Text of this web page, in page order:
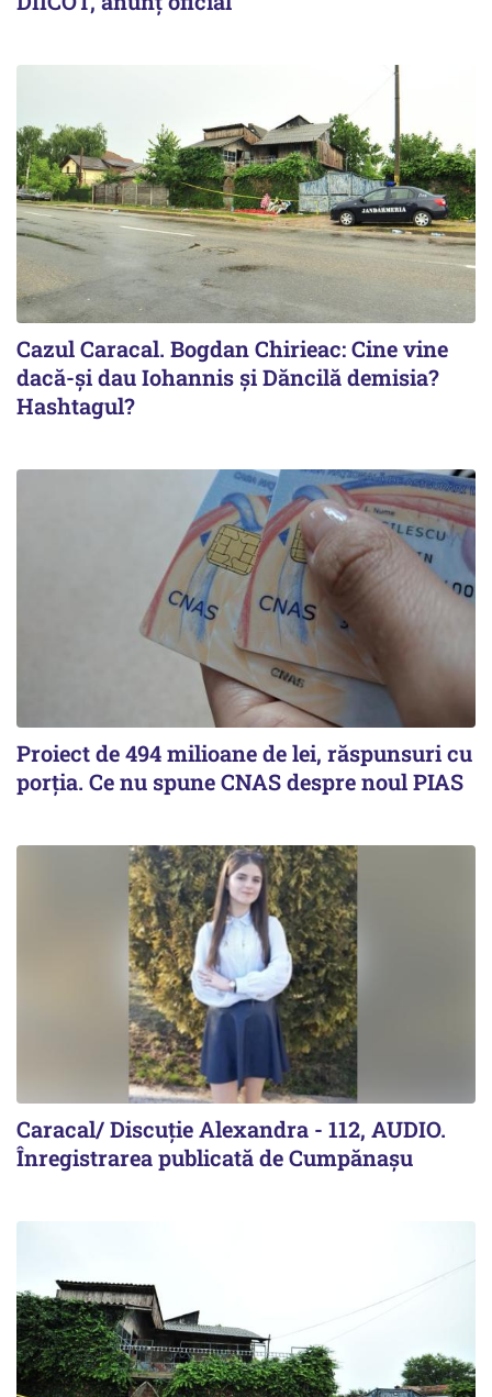
Cazul Caracal. Bogdan Chirieac: Cine vine
dacă-și dau Iohannis și Dăncilă demisia?
Hashtagul?
Proiect de 494 milioane de lei, răspunsuri cu
porția. Ce nu spune CNAS despre noul PIAS
Caracal/ Discuție Alexandra - 112, AUDIO.
Înregistrarea publicată de Cumpănașu